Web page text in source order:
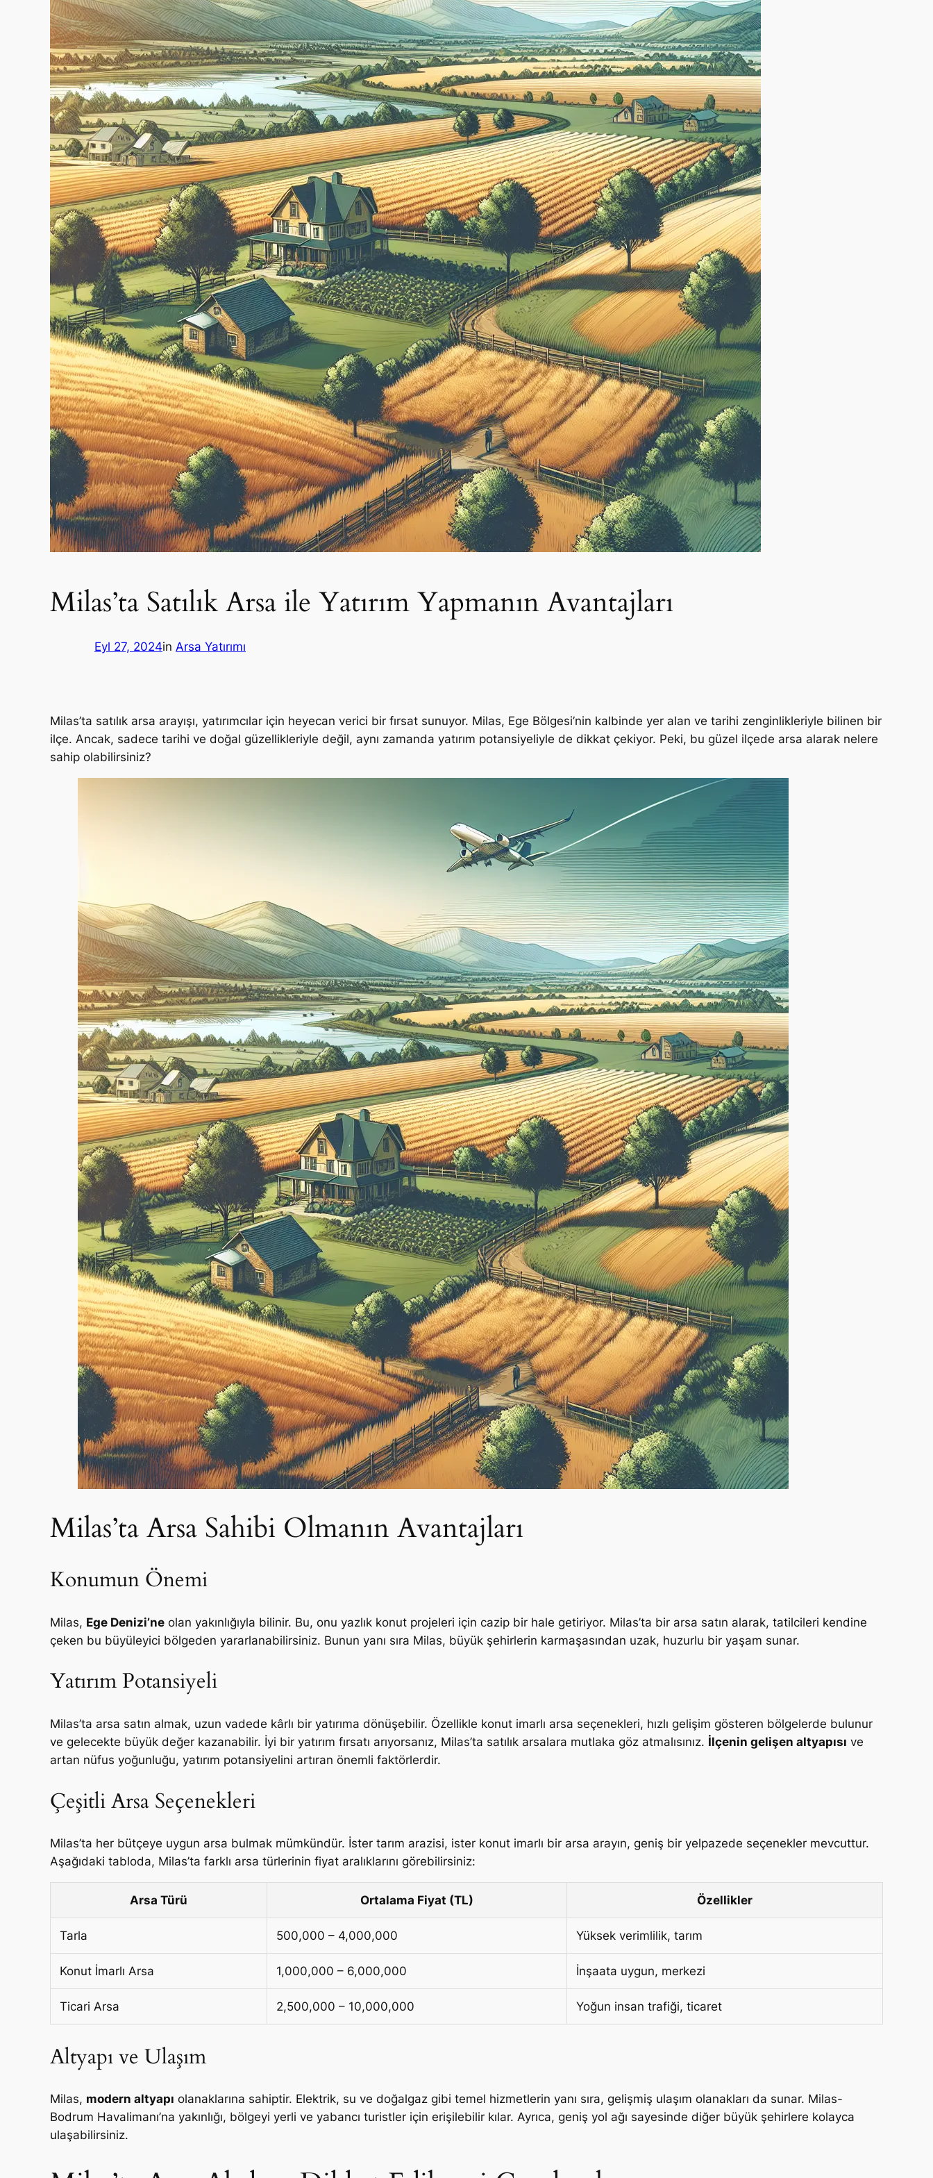
Milas’ta Satılık Arsa ile Yatırım Yapmanın Avantajları
Eyl 27, 2024in Arsa Yatırımı
Milas’ta satılık arsa arayışı, yatırımcılar için heyecan verici bir fırsat sunuyor. Milas, Ege Bölgesi’nin kalbinde yer alan ve tarihi zenginlikleriyle bilinen bir
ilçe. Ancak, sadece tarihi ve doğal güzellikleriyle değil, aynı zamanda yatırım potansiyeliyle de dikkat çekiyor. Peki, bu güzel ilçede arsa alarak nelere
sahip olabilirsiniz?
Milas’ta Arsa Sahibi Olmanın Avantajları
Konumun Önemi
Milas, Ege Denizi’ne olan yakınlığıyla bilinir. Bu, onu yazlık konut projeleri için cazip bir hale getiriyor. Milas’ta bir arsa satın alarak, tatilcileri kendine
çeken bu büyüleyici bölgeden yararlanabilirsiniz. Bunun yanı sıra Milas, büyük şehirlerin karmaşasından uzak, huzurlu bir yaşam sunar.
Yatırım Potansiyeli
Milas’ta arsa satın almak, uzun vadede kârlı bir yatırıma dönüşebilir. Özellikle konut imarlı arsa seçenekleri, hızlı gelişim gösteren bölgelerde bulunur
ve gelecekte büyük değer kazanabilir. İyi bir yatırım fırsatı arıyorsanız, Milas’ta satılık arsalara mutlaka göz atmalısınız. İlçenin gelişen altyapısı ve
artan nüfus yoğunluğu, yatırım potansiyelini artıran önemli faktörlerdir.
Çeşitli Arsa Seçenekleri
Milas’ta her bütçeye uygun arsa bulmak mümkündür. İster tarım arazisi, ister konut imarlı bir arsa arayın, geniş bir yelpazede seçenekler mevcuttur.
Aşağıdaki tabloda, Milas’ta farklı arsa türlerinin fiyat aralıklarını görebilirsiniz:
Arsa Türü Ortalama Fiyat (TL) Özellikler
Tarla 500,000 – 4,000,000 Yüksek verimlilik, tarım
Konut İmarlı Arsa 1,000,000 – 6,000,000 İnşaata uygun, merkezi
Ticari Arsa 2,500,000 – 10,000,000 Yoğun insan trafiği, ticaret
Altyapı ve Ulaşım
Milas, modern altyapı olanaklarına sahiptir. Elektrik, su ve doğalgaz gibi temel hizmetlerin yanı sıra, gelişmiş ulaşım olanakları da sunar. Milas-
Bodrum Havalimanı’na yakınlığı, bölgeyi yerli ve yabancı turistler için erişilebilir kılar. Ayrıca, geniş yol ağı sayesinde diğer büyük şehirlere kolayca
ulaşabilirsiniz.